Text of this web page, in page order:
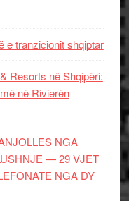
e tranzicionit shqiptar
Resorts në Shqipëri:
në Rivierën
NGA
— 29 VJET
NGA DY